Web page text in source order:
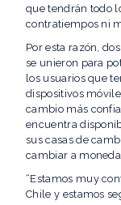
que tendrán todo
contratiempos ni
Por esta razón,
se unieron para
los usuarios que
dispositivos
cambio más
encuentra
sus casas de
cambiar a
“Estamos muy
Chile y estamos